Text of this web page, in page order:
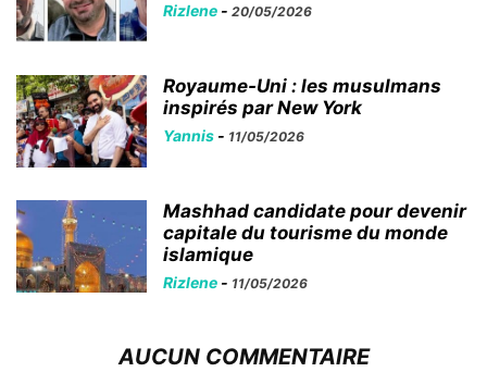
Rizlene - 20/05/2026
Royaume-Uni : les musulmans
inspirés par New York
Yannis - 11/05/2026
Mashhad candidate pour devenir
capitale du tourisme du monde
islamique
Rizlene - 11/05/2026
AUCUN COMMENTAIRE